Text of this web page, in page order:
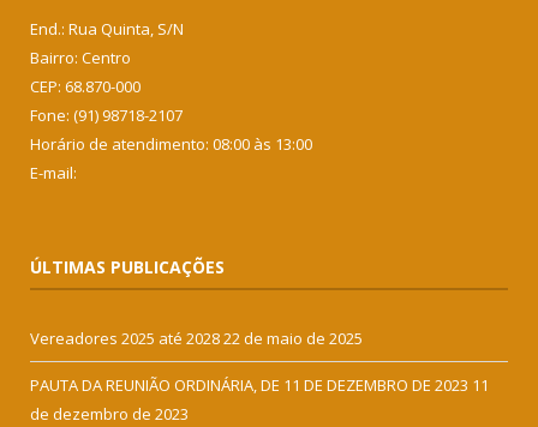
End.: Rua Quinta, S/N
Bairro: Centro
CEP: 68.870-000
Fone: (91) 98718-2107
Horário de atendimento: 08:00 às 13:00
E-mail:
ÚLTIMAS PUBLICAÇÕES
Vereadores 2025 até 202822 de maio de 2025
PAUTA DA REUNIÃO ORDINÁRIA, DE 11 DE DEZEMBRO DE 2023 11
de dezembro de 2023